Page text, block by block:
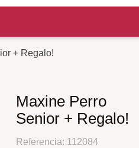
+ Regalo!
Maxine Perro
Senior + Regalo!
Referencia: 112084